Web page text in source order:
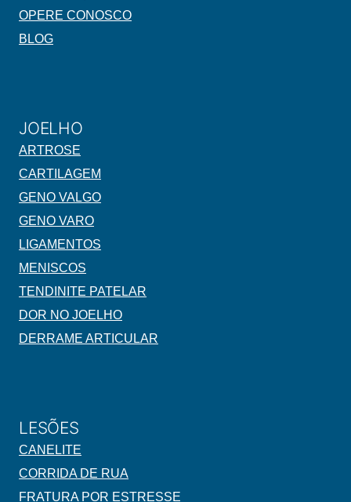
OPERE CONOSCO
BLOG
JOELHO
ARTROSE
CARTILAGEM
GENO VALGO
GENO VARO
LIGAMENTOS
MENISCOS
TENDINITE PATELAR
DOR NO JOELHO
DERRAME ARTICULAR
LESÕES
CANELITE
CORRIDA DE RUA
FRATURA POR ESTRESSE